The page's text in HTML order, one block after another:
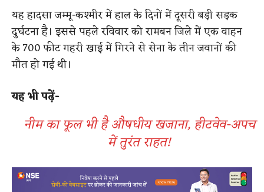
यह हादसा जम्मू-कश्मीर में हाल के दिनों में दूसरी बड़ी सड़क
दुर्घटना है। इससे पहले रविवार को रामबन जिले में एक वाहन
के 700 फीट गहरी खाई में गिरने से सेना के तीन जवानों की
मौत हो गई थी।
यह भी पढ़ें-
नीम का फूल भी है औषधीय खजाना, हीटवेव-अपच
में तुरंत राहत!